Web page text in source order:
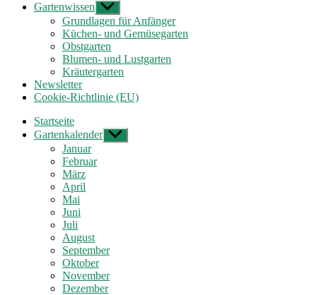
Gartenwissen Untermenü
anzeigen
Grundlagen für Anfänger
Küchen- und Gemüsegarten
Obstgarten
Blumen- und Lustgarten
Kräutergarten
Newsletter
Cookie-Richtlinie (EU)
Startseite
Gartenkalender Untermenü
anzeigen
Januar
Februar
März
April
Mai
Juni
Juli
August
September
Oktober
November
Dezember